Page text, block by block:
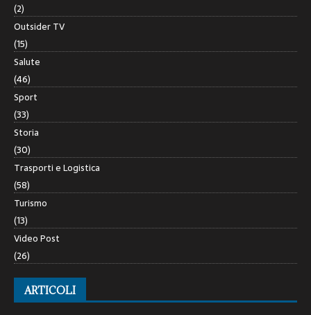
(2)
Outsider TV
(15)
Salute
(46)
Sport
(33)
Storia
(30)
Trasporti e Logistica
(58)
Turismo
(13)
Video Post
(26)
ARTICOLI